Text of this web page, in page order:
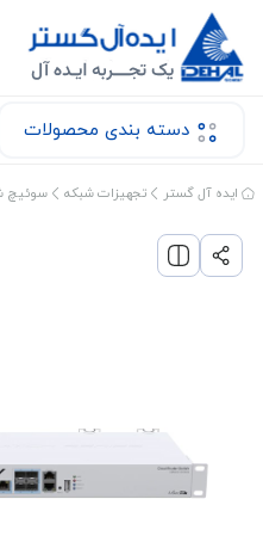
دسته بندی محصولات
ایده آل گستر تجهیزات شبکه سوئیچ